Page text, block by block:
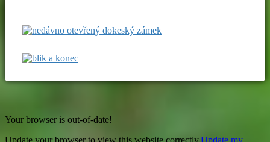
Your browser is out-of-date!